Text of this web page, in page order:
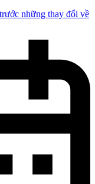
những thay đổi về